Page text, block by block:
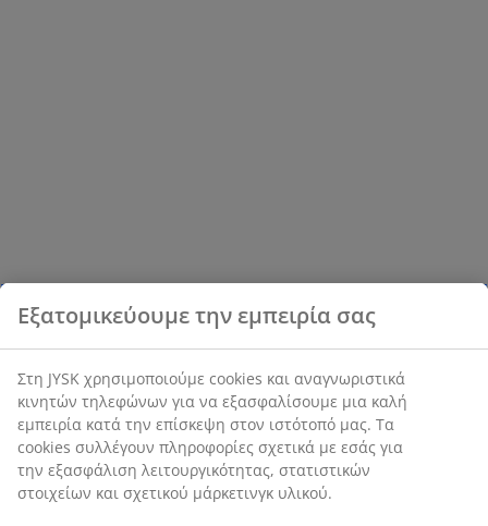
Εξατομικεύουμε την εμπειρία σας
Στη JYSK χρησιμοποιούμε cookies και αναγνωριστικά
κινητών τηλεφώνων για να εξασφαλίσουμε μια καλή
εμπειρία κατά την επίσκεψη στον ιστότοπό μας. Τα
cookies συλλέγουν πληροφορίες σχετικά με εσάς για
την εξασφάλιση λειτουργικότητας, στατιστικών
στοιχείων και σχετικού μάρκετινγκ υλικού.